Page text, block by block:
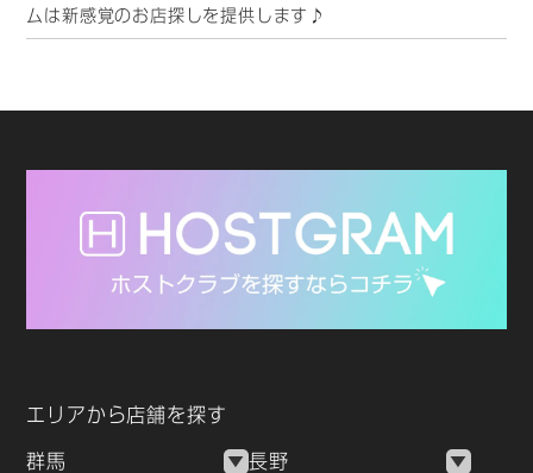
ムは新感覚のお店探しを提供します♪
エリアから店舗を探す
群馬 長野